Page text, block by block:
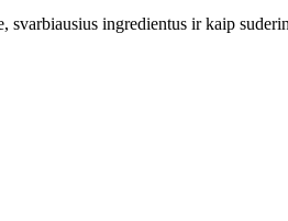
svarbiausius ingredientus ir kaip